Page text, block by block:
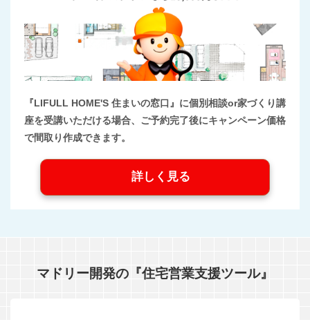
『LIFULL HOME'S 住まいの窓口』に個別相談or家づくり講
座を受講いただける場合、ご予約完了後にキャンペーン価格
で間取り作成できます。
詳しく見る
マドリー開発の『住宅営業支援ツール』